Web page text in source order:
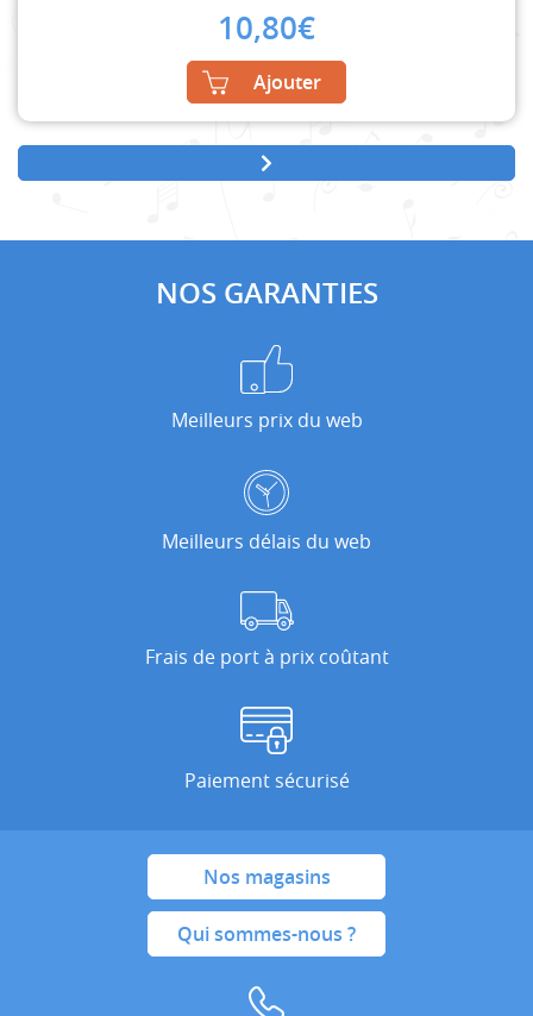
10,80€
Ajouter
NOS GARANTIES
Meilleurs prix du web
Meilleurs délais du web
Frais de port à prix coûtant
Paiement sécurisé
Nos magasins
Qui sommes-nous ?